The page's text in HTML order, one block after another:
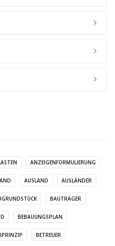
ANZEIGENFORMULIERUNG
AUSLAND AUSLÄNDER
BAUTRÄGER
BEBAUUNGSPLAN
BETREUER